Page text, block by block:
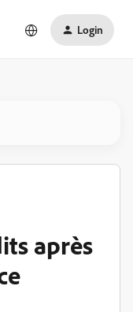
Login
après